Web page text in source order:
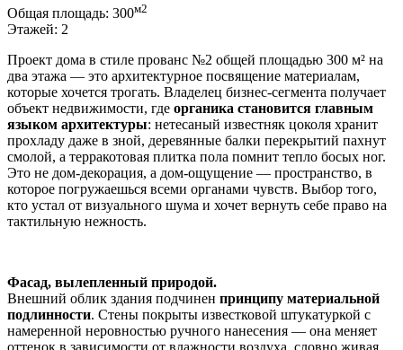
Общая площадь: 300м2
Этажей: 2
Проект дома в стиле прованс №2 общей площадью 300 м² на
два этажа — это архитектурное посвящение материалам,
которые хочется трогать. Владелец бизнес-сегмента получает
объект недвижимости, где органика становится главным
языком архитектуры: нетесаный известняк цоколя хранит
прохладу даже в зной, деревянные балки перекрытий пахнут
смолой, а терракотовая плитка пола помнит тепло босых ног.
Это не дом-декорация, а дом-ощущение — пространство, в
которое погружаешься всеми органами чувств. Выбор того,
кто устал от визуального шума и хочет вернуть себе право на
тактильную нежность.
Фасад, вылепленный природой.
Внешний облик здания подчинен принципу материальной
подлинности. Стены покрыты известковой штукатуркой с
намеренной неровностью ручного нанесения — она меняет
оттенок в зависимости от влажности воздуха, словно живая